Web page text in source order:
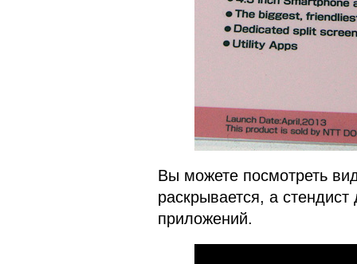
Вы можете посмотреть
раскрывается, а
приложений.